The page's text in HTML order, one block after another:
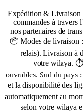
🚚 Expédition &
commandes à
nos partenaires de
📦 Modes de livraison
relais). Livraison à
votre wilaya. ⏱
ouvrables. Sud du pays
et la disponibilité des
automatiquement au
selon votre wilaya